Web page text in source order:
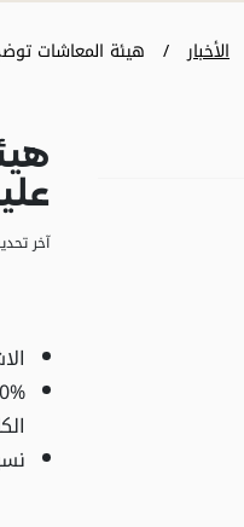
الأخبار هيئة المعاشات
آخر تحديث 30/06/